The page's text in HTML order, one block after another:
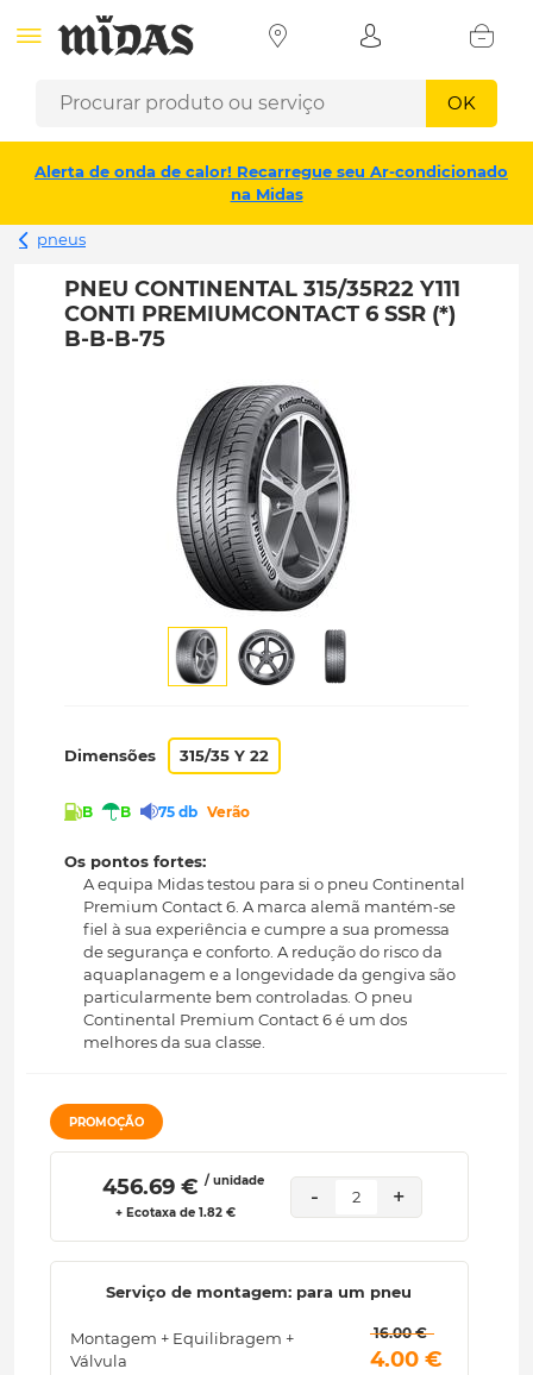
OK
Alerta de onda de calor! Recarregue seu Ar-condicionado
na Midas
pneus
PNEU CONTINENTAL 315/35R22 Y111
CONTI PREMIUMCONTACT 6 SSR (*)
B-B-B-75
Dimensões 315/35 Y 22
B B 75 db Verão
Os pontos fortes:
A equipa Midas testou para si o pneu Continental
Premium Contact 6. A marca alemã mantém-se
fiel à sua experiência e cumpre a sua promessa
de segurança e conforto. A redução do risco da
aquaplanagem e a longevidade da gengiva são
particularmente bem controladas. O pneu
Continental Premium Contact 6 é um dos
melhores da sua classe.
PROMOÇÃO
456.69 € / unidade
+ Ecotaxa de 1.82 €
- 2 +
Serviço de montagem: para um pneu
Montagem + Equilibragem +
Válvula
16.00 €
4.00 €